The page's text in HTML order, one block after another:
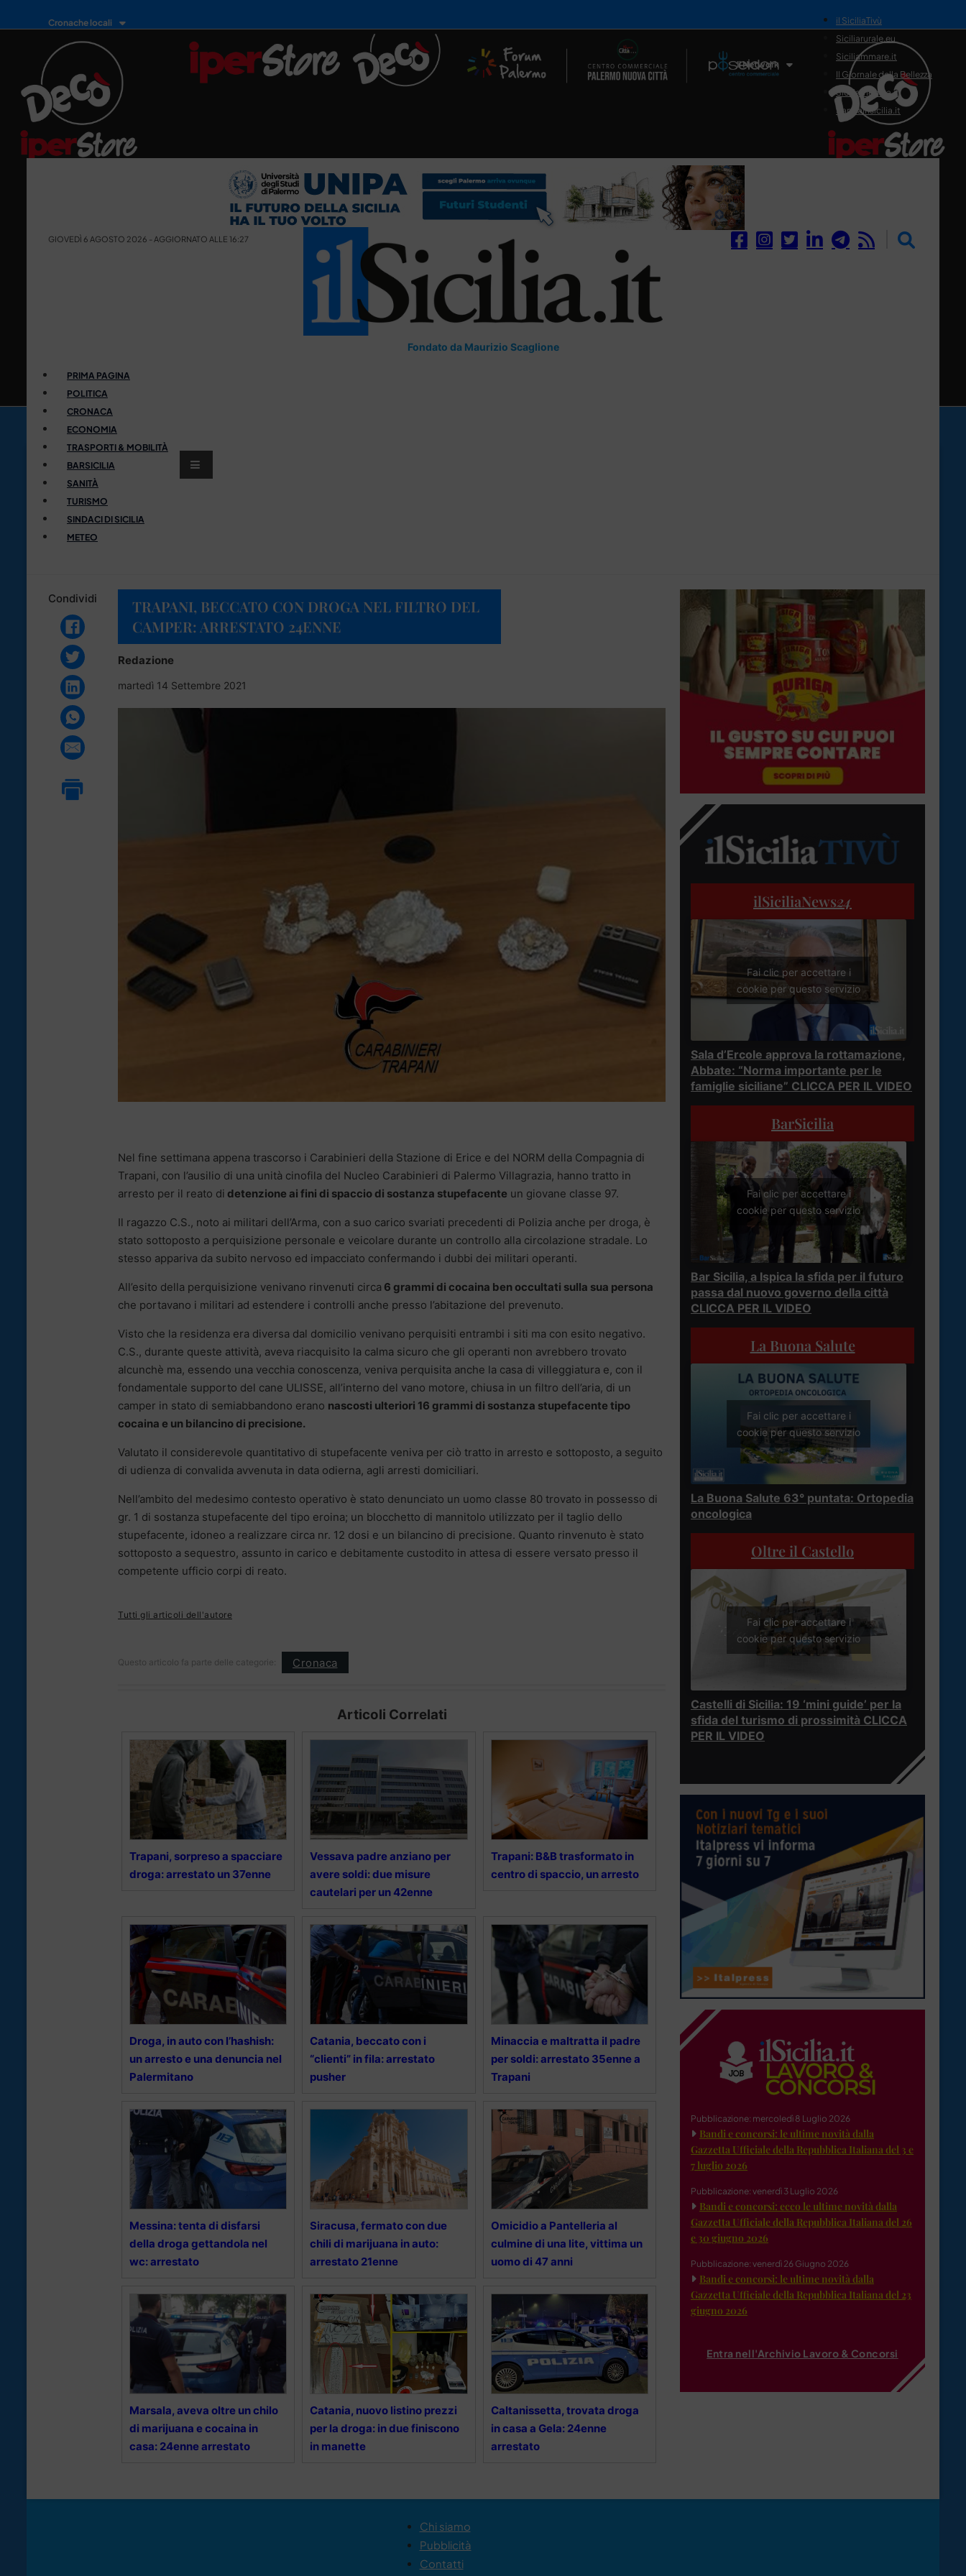
Cronache locali
Il Network
il SiciliaTivù
Siciliarurale.eu
Siciliammare.it
Il Giornale della Bellezza
Siciliamedica.it
Sanitainsicilia.it
GIOVEDÌ 6 AGOSTO 2026 - AGGIORNATO ALLE 16:27
Fondato da Maurizio Scaglione
PRIMA PAGINA
POLITICA
CRONACA
ECONOMIA
TRASPORTI & MOBILITÀ
BARSICILIA
SANITÀ
TURISMO
SINDACI DI SICILIA
METEO
Condividi
TRAPANI, BECCATO CON DROGA NEL FILTRO DEL
CAMPER: ARRESTATO 24ENNE
Redazione
martedì 14 Settembre 2021
Nel fine settimana appena trascorso i Carabinieri della Stazione di Erice e del NORM della Compagnia di
Trapani, con l’ausilio di una unità cinofila del Nucleo Carabinieri di Palermo Villagrazia, hanno tratto in
arresto per il reato di detenzione ai fini di spaccio di sostanza stupefacente un giovane classe 97.
Il ragazzo C.S., noto ai militari dell’Arma, con a suo carico svariati precedenti di Polizia anche per droga, è
stato sottoposto a perquisizione personale e veicolare durante un controllo alla circolazione stradale. Lo
stesso appariva da subito nervoso ed impacciato confermando i dubbi dei militari operanti.
All’esito della perquisizione venivano rinvenuti circa 6 grammi di cocaina ben occultati sulla sua persona
che portavano i militari ad estendere i controlli anche presso l’abitazione del prevenuto.
Visto che la residenza era diversa dal domicilio venivano perquisiti entrambi i siti ma con esito negativo.
C.S., durante queste attività, aveva riacquisito la calma sicuro che gli operanti non avrebbero trovato
alcunchè ma, essendo una vecchia conoscenza, veniva perquisita anche la casa di villeggiatura e, con il
fondamentale supporto del cane ULISSE, all’interno del vano motore, chiusa in un filtro dell’aria, di un
camper in stato di semiabbandono erano nascosti ulteriori 16 grammi di sostanza stupefacente tipo
cocaina e un bilancino di precisione.
Valutato il considerevole quantitativo di stupefacente veniva per ciò tratto in arresto e sottoposto, a seguito
di udienza di convalida avvenuta in data odierna, agli arresti domiciliari.
Nell’ambito del medesimo contesto operativo è stato denunciato un uomo classe 80 trovato in possesso di
gr. 1 di sostanza stupefacente del tipo eroina; un blocchetto di mannitolo utilizzato per il taglio dello
stupefacente, idoneo a realizzare circa nr. 12 dosi e un bilancino di precisione. Quanto rinvenuto è stato
sottoposto a sequestro, assunto in carico e debitamente custodito in attesa di essere versato presso il
competente ufficio corpi di reato.
Tutti gli articoli dell'autore
Questo articolo fa parte delle categorie: Cronaca
Articoli Correlati
Trapani, sorpreso a spacciare
droga: arrestato un 37enne
Vessava padre anziano per
avere soldi: due misure
cautelari per un 42enne
Trapani: B&B trasformato in
centro di spaccio, un arresto
Droga, in auto con l’hashish:
un arresto e una denuncia nel
Palermitano
Catania, beccato con i
“clienti” in fila: arrestato
pusher
Minaccia e maltratta il padre
per soldi: arrestato 35enne a
Trapani
Messina: tenta di disfarsi
della droga gettandola nel
wc: arrestato
Siracusa, fermato con due
chili di marijuana in auto:
arrestato 21enne
Omicidio a Pantelleria al
culmine di una lite, vittima un
uomo di 47 anni
Marsala, aveva oltre un chilo
di marijuana e cocaina in
casa: 24enne arrestato
Catania, nuovo listino prezzi
per la droga: in due finiscono
in manette
Caltanissetta, trovata droga
in casa a Gela: 24enne
arrestato
ilSiciliaNews24
Fai clic per accettare i
cookie per questo servizio
Sala d’Ercole approva la rottamazione,
Abbate: “Norma importante per le
famiglie siciliane” CLICCA PER IL VIDEO
BarSicilia
Fai clic per accettare i
cookie per questo servizio
Bar Sicilia, a Ispica la sfida per il futuro
passa dal nuovo governo della città
CLICCA PER IL VIDEO
La Buona Salute
Fai clic per accettare i
cookie per questo servizio
La Buona Salute 63° puntata: Ortopedia
oncologica
Oltre il Castello
Fai clic per accettare i
cookie per questo servizio
Castelli di Sicilia: 19 ‘mini guide’ per la
sfida del turismo di prossimità CLICCA
PER IL VIDEO
Pubblicazione: mercoledì 8 Luglio 2026
Bandi e concorsi: le ultime novità dalla
Gazzetta Ufficiale della Repubblica Italiana del 3 e
7 luglio 2026
Pubblicazione: venerdì 3 Luglio 2026
Bandi e concorsi: ecco le ultime novità dalla
Gazzetta Ufficiale della Repubblica Italiana del 26
e 30 giugno 2026
Pubblicazione: venerdì 26 Giugno 2026
Bandi e concorsi: le ultime novità dalla
Gazzetta Ufficiale della Repubblica Italiana del 23
giugno 2026
Entra nell'Archivio Lavoro & Concorsi
Chi siamo
Pubblicità
Contatti